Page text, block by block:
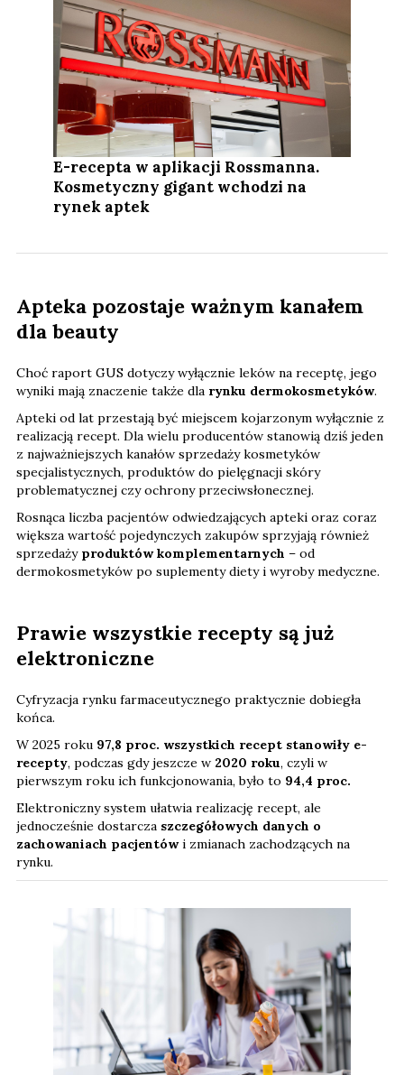
E-recepta w aplikacji Rossmanna.
Kosmetyczny gigant wchodzi na
rynek aptek
Apteka pozostaje ważnym kanałem
dla beauty
Choć raport GUS dotyczy wyłącznie leków na receptę, jego
wyniki mają znaczenie także dla rynku dermokosmetyków.
Apteki od lat przestają być miejscem kojarzonym wyłącznie z
realizacją recept. Dla wielu producentów stanowią dziś jeden
z najważniejszych kanałów sprzedaży kosmetyków
specjalistycznych, produktów do pielęgnacji skóry
problematycznej czy ochrony przeciwsłonecznej.
Rosnąca liczba pacjentów odwiedzających apteki oraz coraz
większa wartość pojedynczych zakupów sprzyjają również
sprzedaży produktów komplementarnych – od
dermokosmetyków po suplementy diety i wyroby medyczne.
Prawie wszystkie recepty są już
elektroniczne
Cyfryzacja rynku farmaceutycznego praktycznie dobiegła
końca.
W 2025 roku 97,8 proc. wszystkich recept stanowiły e-
recepty, podczas gdy jeszcze w 2020 roku, czyli w
pierwszym roku ich funkcjonowania, było to 94,4 proc.
Elektroniczny system ułatwia realizację recept, ale
jednocześnie dostarcza szczegółowych danych o
zachowaniach pacjentówi zmianach zachodzących na
rynku.